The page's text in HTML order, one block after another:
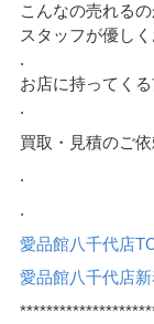
こんなの売れる
スタッフが優し
.
お店に持ってく
.
買取・見積のご
.
.
愛品館八千代店
愛品館八千代店